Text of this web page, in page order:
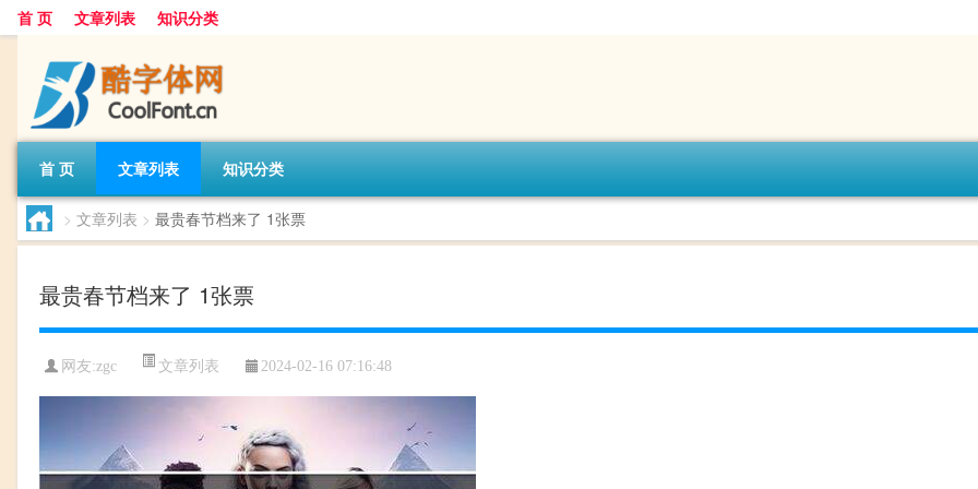
首 页 文章列表 知识分类
首 页 文章列表 知识分类
> 文章列表 > 最贵春节档来了 1张票
最贵春节档来了 1张票
网友:zgc 文章列表 2024-02-16 07:16:48